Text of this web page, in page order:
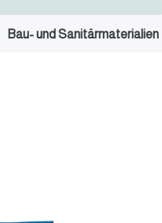
Bau- und Sanitärmaterialien